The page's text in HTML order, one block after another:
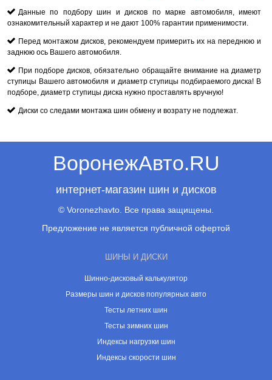
Данные по подбору шин и дисков по марке автомобиля, имеют
ознакомительный характер и не дают 100% гарантии применимости.
Перед монтажом дисков, рекомендуем примерить их на переднюю и
заднюю ось Вашего автомобиля.
При подборе дисков, обязательно обращайте внимание на диаметр
ступицы Вашего автомобиля и диаметр ступицы подбираемого диска! В
подборе, диаметр ступицы диска нужно проставлять вручную!
Диски со следами монтажа шин обмену и возрату не подлежат.
ВоронежАвто.RU
интернет-магазин шин и дисков
© Voronezhavto. Все права защищены.
Предложение не является публичной офертой
ШИНЫ И ДИСКИ
Шинно-дисковый калькулятор
Размеры шин и дисков популярных авто
Тесты летних шин
Тесты зимних шин
Индексы нагрузки шин
Индексы скорости шин